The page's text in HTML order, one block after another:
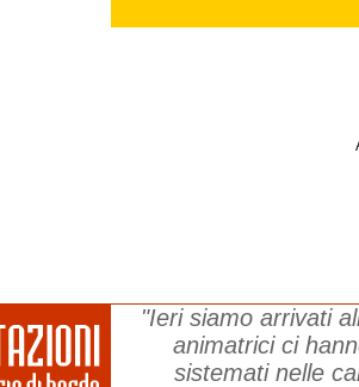
"Ieri siamo arrivati
animatrici ci
sistemati nelle